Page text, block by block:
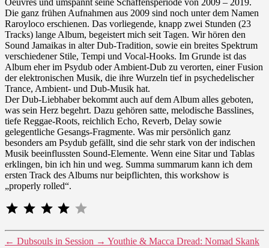
Die ganz frühen Aufnahmen aus 2009 sind noch unter dem Namen
Raroyloco erschienen. Das vorliegende, knapp zwei Stunden (23
Tracks) lange Album, begeistert mich seit Tagen. Wir hören den
Sound Jamaikas in alter Dub-Tradition, sowie ein breites Spektrum
verschiedener Stile, Tempi und Vocal-Hooks. Im Grunde ist das
Album eher im Psydub oder Ambient-Dub zu verorten, einer Fusion
der elektronischen Musik, die ihre Wurzeln tief in psychedelischer
Trance, Ambient- und Dub-Musik hat.
Der Dub-Liebhaber bekommt auch auf dem Album alles geboten,
was sein Herz begehrt. Dazu gehören satte, melodische Basslines,
tiefe Reggae-Roots, reichlich Echo, Reverb, Delay sowie
gelegentliche Gesangs-Fragmente. Was mir persönlich ganz
besonders am Psydub gefällt, sind die sehr stark von der indischen
Musik beeinflussten Sound-Elemente. Wenn eine Sitar und Tablas
erklingen, bin ich hin und weg. Summa summarum kann ich dem
ersten Track des Albums nur beipflichten, this workshow is
„properly rolled“.
⭐ ⭐
← Dubsouls in Session → Youthie & Macca Dread: Nomad Skank